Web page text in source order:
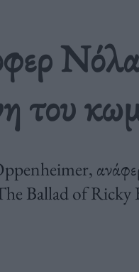
του
Ballad of Ricky